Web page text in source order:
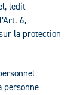
ledit
6,
la protection
personne